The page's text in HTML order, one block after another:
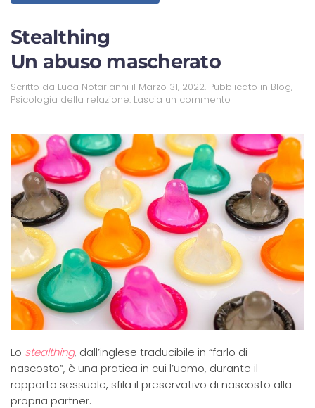
Stealthing
Un abuso mascherato
Scritto da Luca Notarianni il Marzo 31, 2022. Pubblicato in Blog,
Psicologia della relazione. Lascia un commento
Lo stealthing, dall’inglese traducibile in “farlo di
nascosto”, è una pratica in cui l’uomo, durante il
rapporto sessuale, sfila il preservativo di nascosto alla
propria partner.